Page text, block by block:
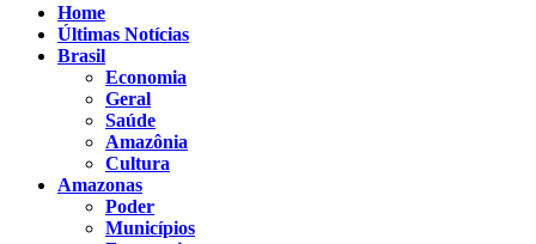
Home
Últimas Notícias
Brasil
Economia
Geral
Saúde
Amazônia
Cultura
Amazonas
Poder
Municípios